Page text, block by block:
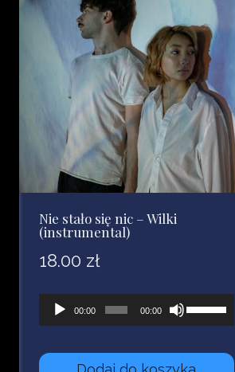
Nie stało się nic – Wilki
(instrumental)
18.00 zł
Odtwarzacz
plików
dźwiękowych
00:00 00:00
Używaj
strzałek
do